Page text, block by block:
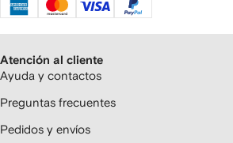
Atención al cliente
Ayuda y contactos
Preguntas frecuentes
Pedidos y envíos